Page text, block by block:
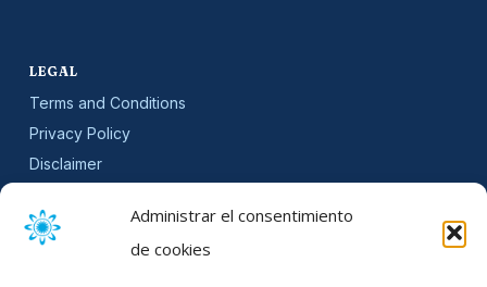
Administrar el consentimiento
de cookies
LEGAL
Terms and Conditions
Privacy Policy
Disclaimer
Cookie Policy (EU)